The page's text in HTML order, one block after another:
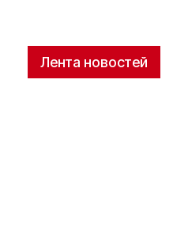
Лента новостей